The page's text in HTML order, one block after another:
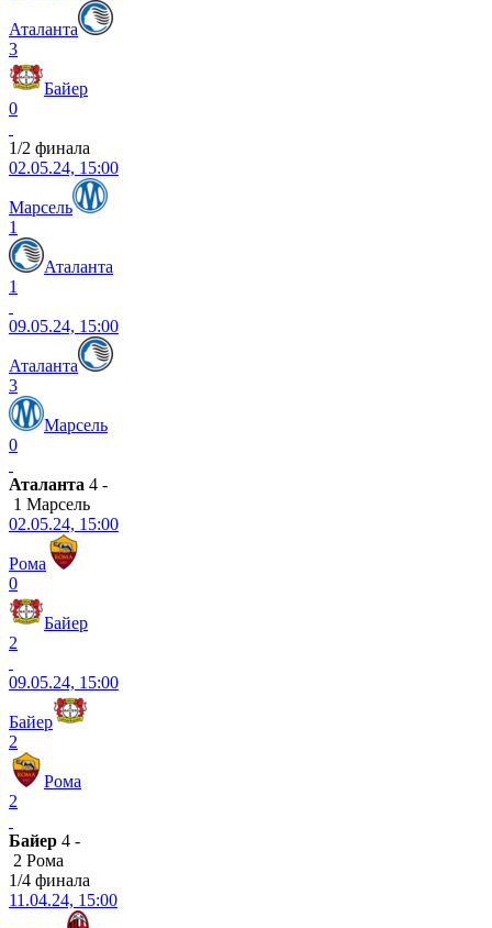
Аталанта
3
Байер
0
1/2 финала
02.05.24, 15:00
Марсель
1
Аталанта
1
09.05.24, 15:00
Аталанта
3
Марсель
0
Аталанта 4 -
1 Марсель
02.05.24, 15:00
Рома
0
Байер
2
09.05.24, 15:00
Байер
2
Рома
2
Байер 4 -
2 Рома
1/4 финала
11.04.24, 15:00